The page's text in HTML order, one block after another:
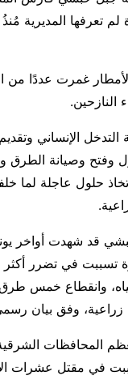
تعرفها المديرية
غمرت عددًا من
النازحين.
الإنساني
وفتح وصيانة الطرق
حلول عاجلة لما
قد شهدت أواخر
مياه، وانقطاع خمس
المحافظات الشرقية
في مقتل عشرات